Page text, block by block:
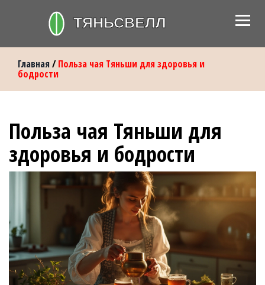
Главная/Польза чая Тяньши для здоровья и
бодрости
Польза чая Тяньши для
здоровья и бодрости